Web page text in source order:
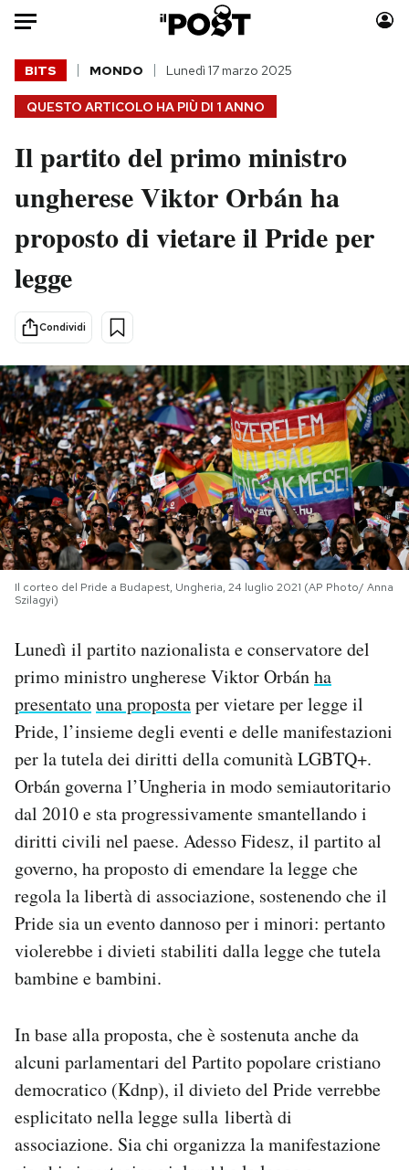
Auto
HOME
Italia
Politica
Tecnologia
Internet
Scienza
Cultura
Economia
Sport
Moda
Consumismi
Storie/Idee
Mondiali calcio 2026
PODCAST
NEWSLETTER
I MIEI PREFERITI
CALENDARIO
AREA PERSONALE
Area Personale
Newsletter
Notifiche mobile
Regala il Post
Hai bisogno di aiuto?
Esci
QUESTO ARTICOLO HA PIÙ DI 1 ANNO
BITS MONDO Lunedì 17 marzo 2025
Il partito del primo ministro
ungherese Viktor Orbán ha
proposto di vietare il Pride per
legge
Condividi
Il corteo del Pride a Budapest, Ungheria, 24 luglio 2021 (AP Photo/ Anna
Szilagyi)
Lunedì il partito nazionalista e conservatore del
primo ministro ungherese Viktor Orbánha
presentatouna propostaper vietare per legge il
Pride, l’insieme degli eventi e delle manifestazioni
per la tutela dei diritti della comunità LGBTQ+.
Orbán governa l’Ungheria in modo semiautoritario
dal 2010 e sta progressivamente smantellando i
diritti civili nel paese. Adesso Fidesz, il partito al
governo, ha proposto di emendare la legge che
regola la libertà di associazione, sostenendo che il
Pride sia un evento dannoso per i minori: pertanto
violerebbe i divieti stabiliti dalla legge che tutela
bambine e bambini.
In base alla proposta, che è sostenuta anche da
alcuni parlamentari del Partito popolare cristiano
democratico (Kdnp), il divieto del Pride verrebbe
esplicitato nella legge sulla libertà di
associazione. Sia chi organizza la manifestazione